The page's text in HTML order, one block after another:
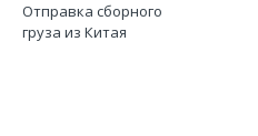
Отправка сборного
груза из Китая